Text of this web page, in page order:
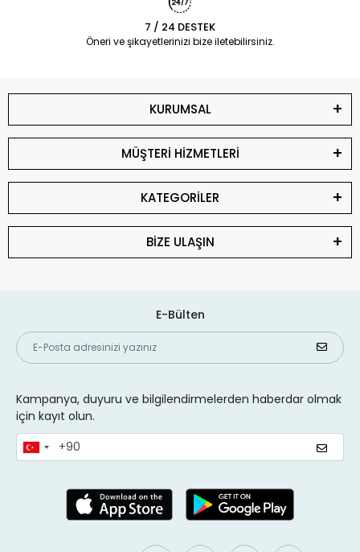
7 / 24 DESTEK
Öneri ve şikayetlerinizi bize iletebilirsiniz.
KURUMSAL
MÜŞTERİ HİZMETLERİ
KATEGORİLER
BİZE ULAŞIN
E-Bülten
Kampanya, duyuru ve bilgilendirmelerden haberdar olmak
için kayıt olun.